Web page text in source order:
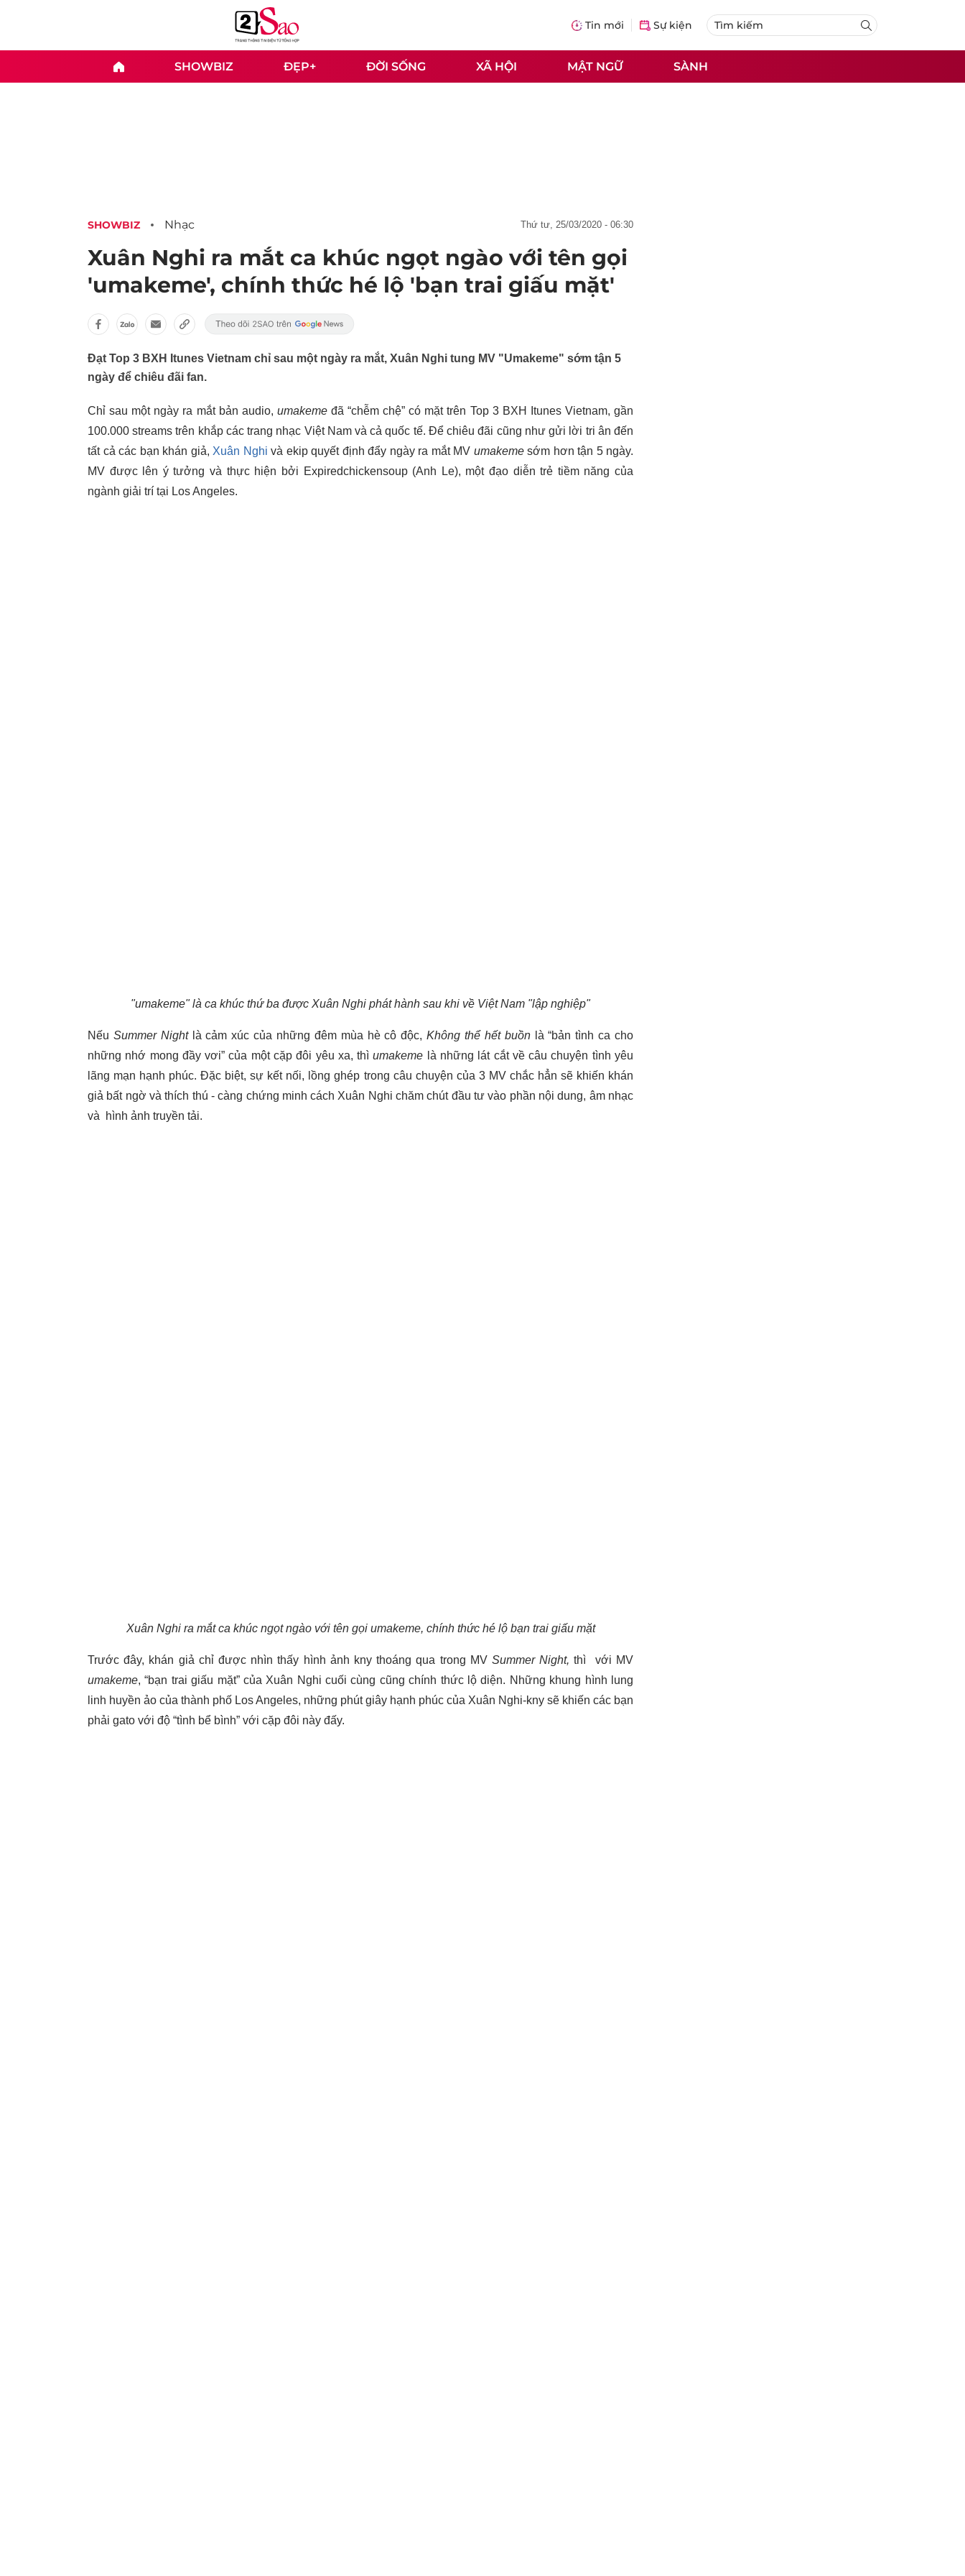
Tin mới Sự kiện
SHOWBIZ ĐẸP+ ĐỜI SỐNG XÃ HỘI MẬT NGỮ SÀNH
SHOWBIZ Nhạc thứ tư, 25/03/2020 - 06:30
Xuân Nghi ra mắt ca khúc ngọt ngào với tên gọi
'umakeme', chính thức hé lộ 'bạn trai giấu mặt'
Đạt Top 3 BXH Itunes Vietnam chỉ sau một ngày ra mắt, Xuân Nghi tung MV "Umakeme" sớm tận 5
ngày để chiêu đãi fan.
Chỉ sau một ngày ra mắt bản audio, umakemeđã “chễm chệ” có mặt trên Top 3 BXH Itunes Vietnam, gần
100.000 streams trên khắp các trang nhạc Việt Nam và cả quốc tế. Để chiêu đãi cũng như gửi lời tri ân đến
tất cả các bạn khán giả, Xuân Nghi và ekip quyết định đẩy ngày ra mắt MV umakeme sớm hơn tận 5 ngày.
MV được lên ý tưởng và thực hiện bởi Expiredchickensoup (Anh Le), một đạo diễn trẻ tiềm năng của
ngành giải trí tại Los Angeles.
"umakeme" là ca khúc thứ ba được Xuân Nghi phát hành sau khi về Việt Nam "lập nghiệp"
Nếu Summer Nightlà cảm xúc của những đêm mùa hè cô độc,Không thể hết buồnlà “bản tình ca cho
những nhớ mong đầy vơi” của một cặp đôi yêu xa, thìumakeme là những lát cắt về câu chuyện tình yêu
lãng mạn hạnh phúc. Đặc biệt, sự kết nối, lồng ghép trong câu chuyện của 3 MV chắc hẳn sẽ khiến khán
giả bất ngờ và thích thú - càng chứng minh cách Xuân Nghi chăm chút đầu tư vào phần nội dung, âm nhạc
và hình ảnh truyền tải.
Xuân Nghi ra mắt ca khúc ngọt ngào với tên gọi umakeme, chính thức hé lộ bạn trai giấu mặt
Trước đây, khán giả chỉ được nhìn thấy hình ảnh kny thoáng qua trong MV Summer Night, thì với MV
umakeme, “bạn trai giấu mặt” của Xuân Nghi cuối cùng cũng chính thức lộ diện. Những khung hình lung
linh huyền ảo của thành phố Los Angeles, những phút giây hạnh phúc của Xuân Nghi-kny sẽ khiến các bạn
phải gato với độ “tình bể bình” với cặp đôi này đấy.